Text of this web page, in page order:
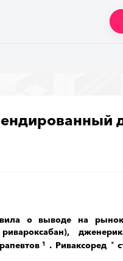
о выводе на рынок
1 . Риваксоред ®